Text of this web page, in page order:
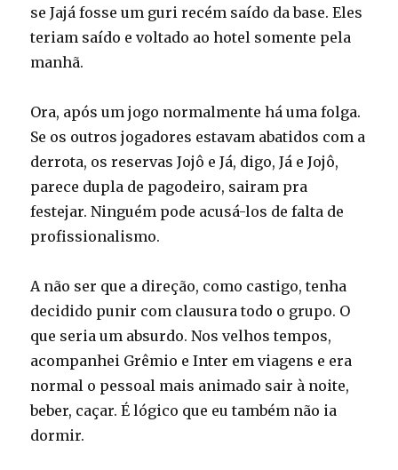
se Jajá fosse um guri recém saído da base. Eles
teriam saído e voltado ao hotel somente pela
manhã.
Ora, após um jogo normalmente há uma folga.
Se os outros jogadores estavam abatidos com a
derrota, os reservas Jojô e Já, digo, Já e Jojô,
parece dupla de pagodeiro, sairam pra
festejar. Ninguém pode acusá-los de falta de
profissionalismo.
A não ser que a direção, como castigo, tenha
decidido punir com clausura todo o grupo. O
que seria um absurdo. Nos velhos tempos,
acompanhei Grêmio e Inter em viagens e era
normal o pessoal mais animado sair à noite,
beber, caçar. É lógico que eu também não ia
dormir.